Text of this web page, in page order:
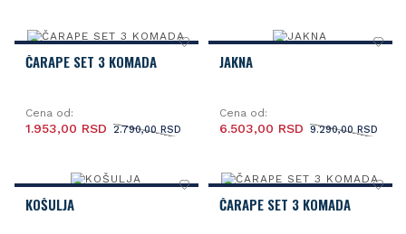
ČARAPE SET 3 KOMADA
Cena od:
2.790,00 RSD
1.953,00 RSD
JAKNA
Cena od:
9.290,00 RSD
6.503,00 RSD
KOŠULJA ČARAPE SET 3 KOMADA